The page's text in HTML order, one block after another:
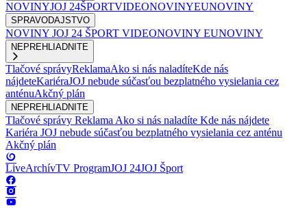
NOVINYJOJ 24ŠPORTVIDEONOVINYEUNOVINY
SPRAVODAJSTVO
NOVINY JOJ 24 ŠPORT VIDEONOVINY EUNOVINY
NEPREHLIADNITE
Tlačové správyReklamaAko si nás naladíteKde nás
nájdeteKariéraJOJ nebude súčasťou bezplatného vysielania cez
anténuAkčný plán
NEPREHLIADNITE
Tlačové správy ReklamaAko si nás naladíte Kde nás nájdete
Kariéra JOJ nebude súčasťou bezplatného vysielania cez anténu
Akčný plán
LiveArchívTV ProgramJOJ 24JOJ Šport